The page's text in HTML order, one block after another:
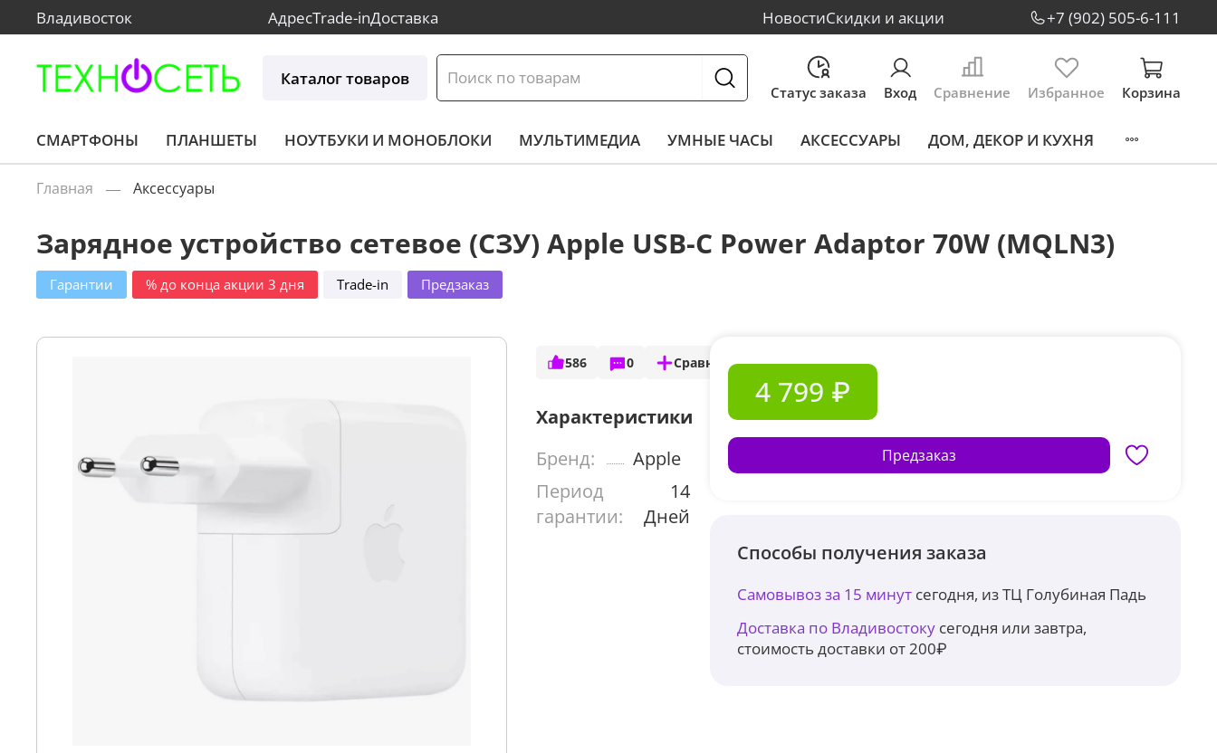
АдресTrade-inДоставка НовостиСкидки и акции
Владивосток +7 (902) 505-6-111
Каталог товаров
Статус заказа Вход Сравнение Избранное Корзина
СМАРТФОНЫ ПЛАНШЕТЫ НОУТБУКИ И МОНОБЛОКИ МУЛЬТИМЕДИА УМНЫЕ ЧАСЫ АКСЕССУАРЫ ДОМ, ДЕКОР И КУХНЯ
Главная Аксессуары
Гарантии % до конца акции 3 дня Trade-in Предзаказ
Зарядное устройство сетевое (СЗУ) Apple USB-C Power Adaptor 70W (MQLN3)
586 0 Сравнить
Характеристики
Бренд:
Apple
Период
гарантии:
14
Дней
4 799 ₽
Предзаказ
Способы получения заказа
Самовывоз за 15 минут сегодня, из ТЦ Голубиная Падь
Доставка по Владивостоку сегодня или завтра,
стоимость доставки от 200₽